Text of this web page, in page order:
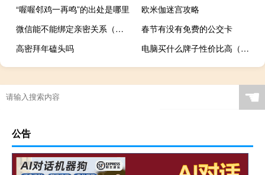
“喔喔邻鸡一再鸣”的出处是哪里
欧米伽迷宫攻略
微信能不能绑定亲密关系（微信能不能绑定信用卡）
春节有没有免费的公交卡
高密拜年磕头吗
电脑买什么牌子性价比高（买笔记本什么牌子好）
☚
公告